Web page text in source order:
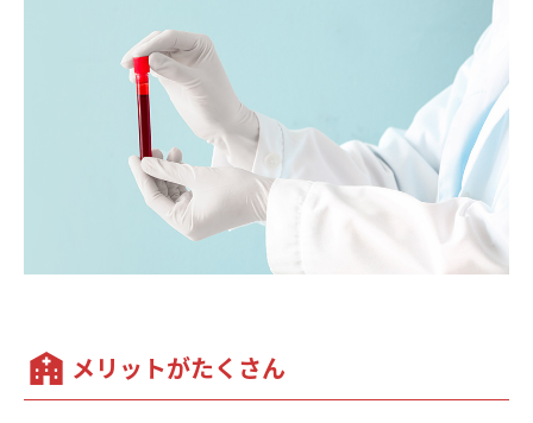
メリットがたくさん